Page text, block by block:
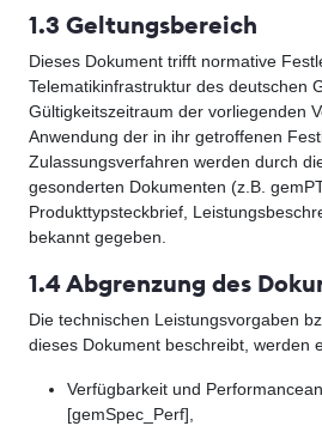
1.3 Geltungsbereich
Dieses Dokument trifft normative
Telematikinfrastruktur des deutschen
Gültigkeitszeitraum der vorliegenden
Anwendung der in ihr getroffenen
Zulassungsverfahren werden durch
gesonderten Dokumenten (z.B.
Produkttypsteckbrief,
bekannt gegeben.
1.4 Abgrenzung des
Die technischen Leistungsvorgaben
dieses Dokument beschreibt, werden
Verfügbarkeit und
[gemSpec_Perf],